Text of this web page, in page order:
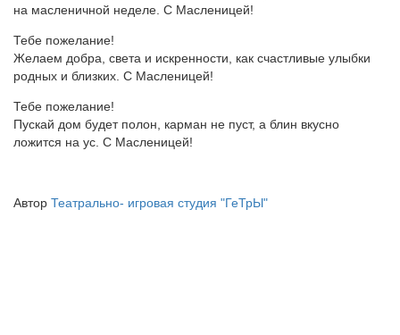
на масленичной неделе. С Масленицей!
Тебе пожелание!
Желаем добра, света и искренности, как счастливые улыбки
родных и близких. С Масленицей!
Тебе пожелание!
Пускай дом будет полон, карман не пуст, а блин вкусно
ложится на ус. С Масленицей!
Автор Театрально- игровая студия "ГеТрЫ"